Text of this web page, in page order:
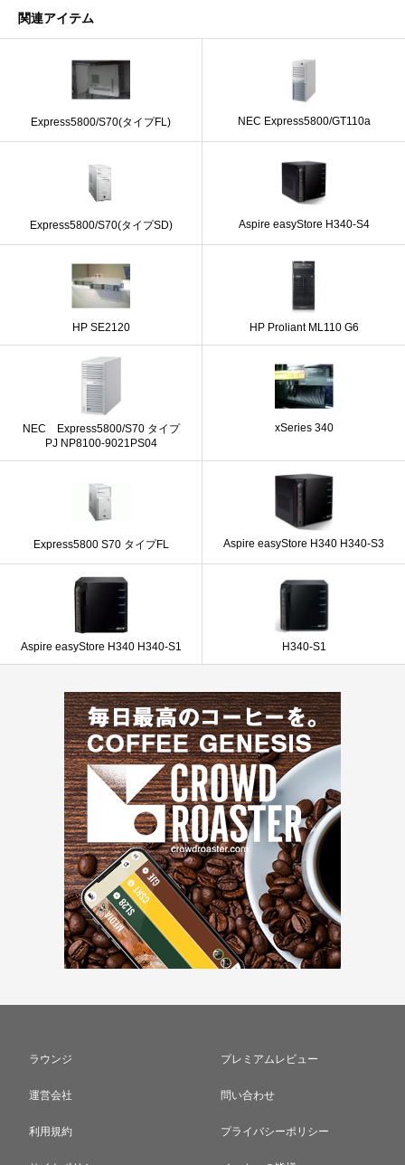
関連アイテム
Express5800/S70(タイプFL) NEC Express5800/GT110a
Express5800/S70(タイプSD) Aspire easyStore H340-S4
HP SE2120 HP Proliant ML110 G6
NEC Express5800/S70 タイプ
PJ NP8100-9021PS04
xSeries 340
Express5800 S70 タイプFL Aspire easyStore H340 H340-S3
Aspire easyStore H340 H340-S1 H340-S1
ラウンジ プレミアムレビュー
運営会社 問い合わせ
利用規約 プライバシーポリシー